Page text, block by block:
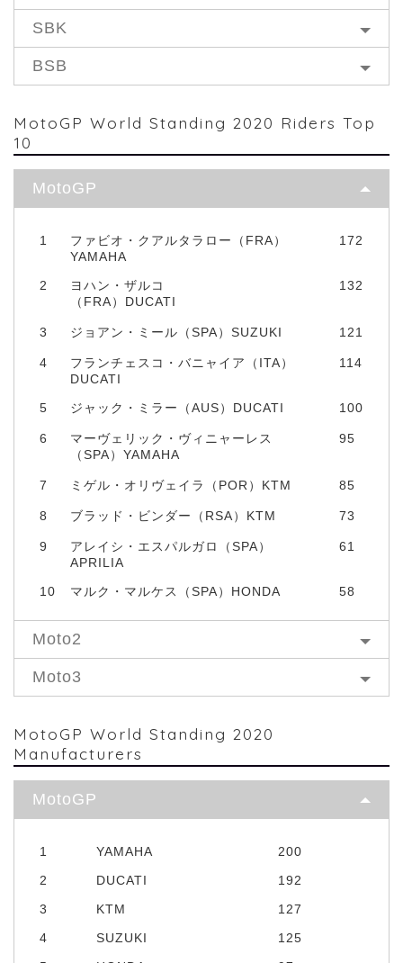
SBK
BSB
MotoGP World Standing 2020 Riders Top
10
MotoGP
1
ファビオ・クアルタラロー（FRA）
YAMAHA
172
2
ヨハン・ザルコ
（FRA）DUCATI
132
3 ジョアン・ミール（SPA）SUZUKI 121
4
フランチェスコ・バニャイア（ITA）
DUCATI
114
5 ジャック・ミラー（AUS）DUCATI 100
6
マーヴェリック・ヴィニャーレス
（SPA）YAMAHA
95
7 ミゲル・オリヴェイラ（POR）KTM 85
8 ブラッド・ビンダー（RSA）KTM 73
9
アレイシ・エスパルガロ（SPA）
APRILIA
61
10 マルク・マルケス（SPA）HONDA 58
Moto2
Moto3
MotoGP World Standing 2020
Manufacturers
MotoGP
1 YAMAHA
200
2
DUCATI
192
3
KTM
127
4
SUZUKI
125